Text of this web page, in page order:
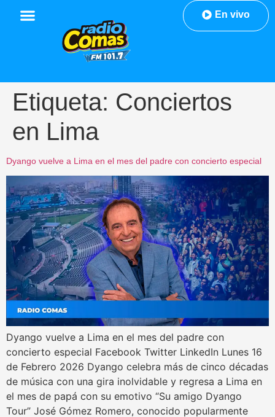
En vivo
Etiqueta: Conciertos
en Lima
Dyango vuelve a Lima en el mes del padre con concierto especial
Dyango vuelve a Lima en el mes del padre con
concierto especial Facebook Twitter LinkedIn Lunes 16
de Febrero 2026 Dyango celebra más de cinco décadas
de música con una gira inolvidable y regresa a Lima en
el mes de papá con su emotivo “Su amigo Dyango
Tour” José Gómez Romero, conocido popularmente